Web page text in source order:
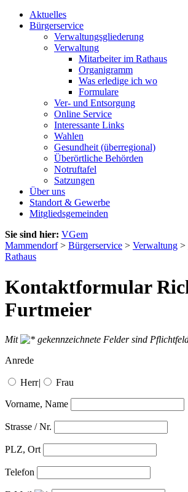
Aktuelles
Bürgerservice
Verwaltungsgliederung
Verwaltung
Mitarbeiter im Rathaus
Organigramm
Was erledige ich wo
Formulare
Ver- und Entsorgung
Online Service
Interessante Links
Wahlen
Gesundheit (überregional)
Überörtliche Behörden
Notruftafel
Satzungen
Über uns
Standort & Gewerbe
Mitgliedsgemeinden
Sie sind hier: VGem
Mammendorf> Bürgerservice > Verwaltung >
Rathaus
Kontaktformular
Furtmeier
Mit
gekennzeichnete Felder sind
Anrede
Herr| Frau
Vorname, Name
Strasse / Nr.
PLZ, Ort
Telefon